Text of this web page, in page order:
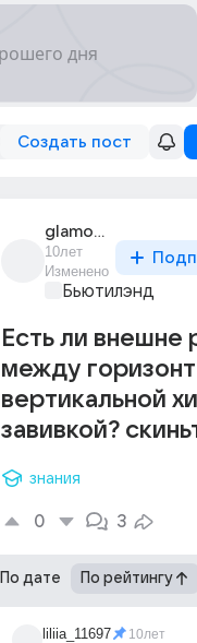
Создать пост
glamour_girl_29
10лет
Изменено
Бьютилэнд
Есть ли внешне
между
вертикальной
завивкой?
знания
0 3
По дате По рейтингу
liliia_11697 10лет